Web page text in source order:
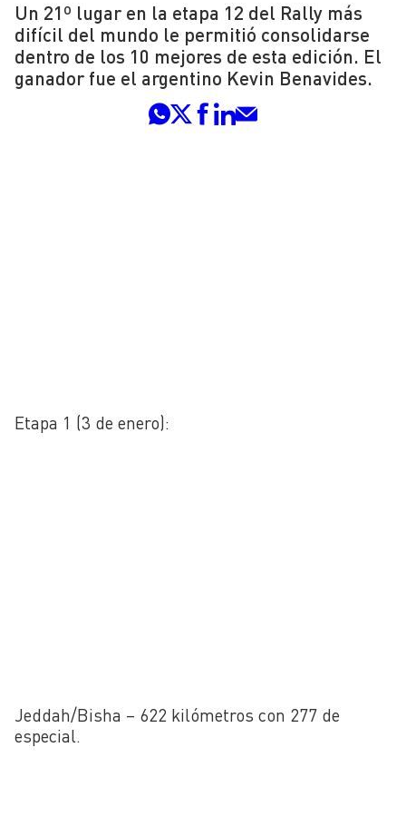
Un 21º lugar en la etapa 12 del Rally más
difícil del mundo le permitió consolidarse
dentro de los 10 mejores de esta edición. El
ganador fue el argentino Kevin Benavides.
Etapa 1 (3 de enero):
Jeddah/Bisha – 622 kilómetros con 277 de
especial.